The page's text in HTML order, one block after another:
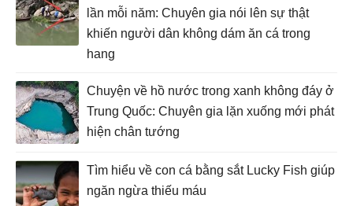
lần mỗi năm: Chuyên gia nói lên sự thật
khiến người dân không dám ăn cá trong
hang
Chuyện về hồ nước trong xanh không đáy ở
Trung Quốc: Chuyên gia lặn xuống mới phát
hiện chân tướng
Tìm hiểu về con cá bằng sắt Lucky Fish giúp
ngăn ngừa thiếu máu